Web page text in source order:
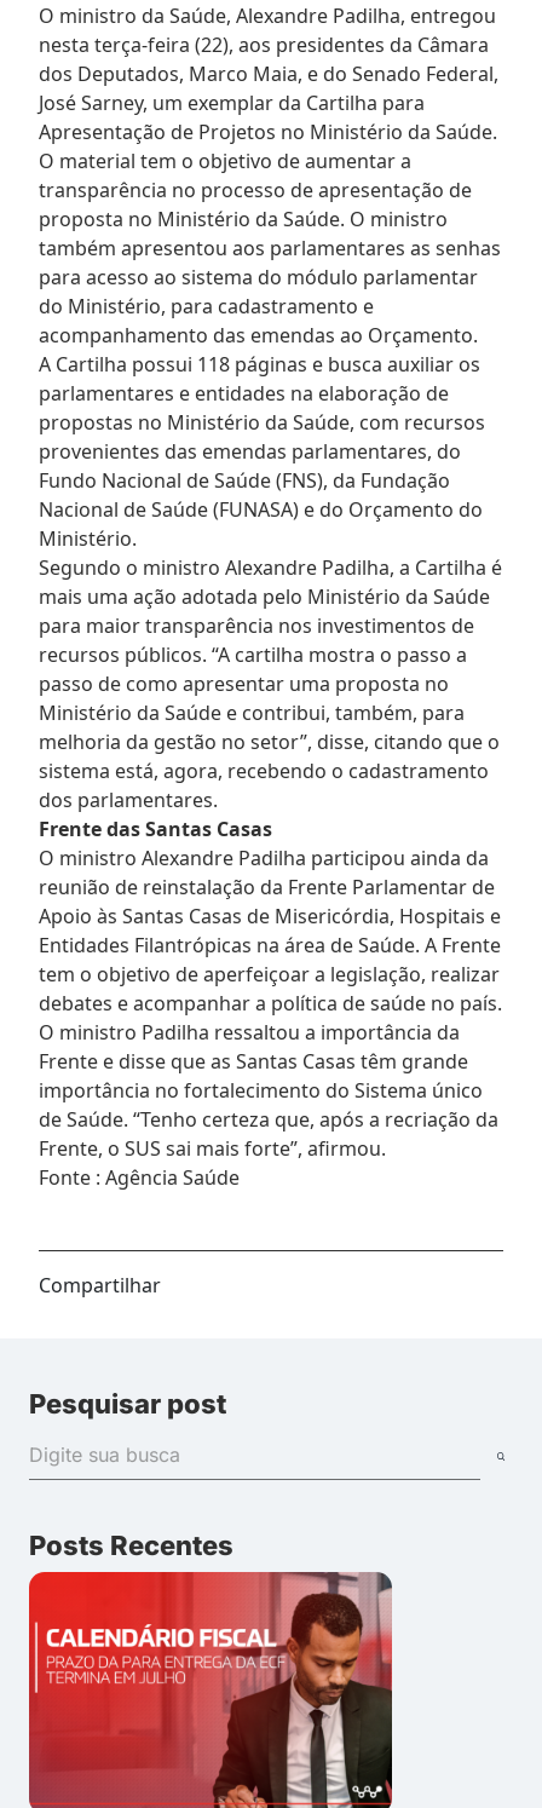
O ministro da Saúde, Alexandre Padilha, entregou
nesta terça-feira (22), aos presidentes da Câmara
dos Deputados, Marco Maia, e do Senado Federal,
José Sarney, um exemplar da Cartilha para
Apresentação de Projetos no Ministério da Saúde.
O material tem o objetivo de aumentar a
transparência no processo de apresentação de
proposta no Ministério da Saúde. O ministro
também apresentou aos parlamentares as senhas
para acesso ao sistema do módulo parlamentar
do Ministério, para cadastramento e
acompanhamento das emendas ao Orçamento.
A Cartilha possui 118 páginas e busca auxiliar os
parlamentares e entidades na elaboração de
propostas no Ministério da Saúde, com recursos
provenientes das emendas parlamentares, do
Fundo Nacional de Saúde (FNS), da Fundação
Nacional de Saúde (FUNASA) e do Orçamento do
Ministério.
Segundo o ministro Alexandre Padilha, a Cartilha é
mais uma ação adotada pelo Ministério da Saúde
para maior transparência nos investimentos de
recursos públicos. “A cartilha mostra o passo a
passo de como apresentar uma proposta no
Ministério da Saúde e contribui, também, para
melhoria da gestão no setor”, disse, citando que o
sistema está, agora, recebendo o cadastramento
dos parlamentares.
Frente das Santas Casas
O ministro Alexandre Padilha participou ainda da
reunião de reinstalação da Frente Parlamentar de
Apoio às Santas Casas de Misericórdia, Hospitais e
Entidades Filantrópicas na área de Saúde. A Frente
tem o objetivo de aperfeiçoar a legislação, realizar
debates e acompanhar a política de saúde no país.
O ministro Padilha ressaltou a importância da
Frente e disse que as Santas Casas têm grande
importância no fortalecimento do Sistema único
de Saúde. “Tenho certeza que, após a recriação da
Frente, o SUS sai mais forte”, afirmou.
Fonte : Agência Saúde
Compartilhar
Pesquisar post
Posts Recentes